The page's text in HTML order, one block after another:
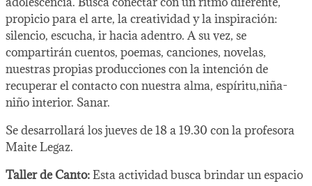
propicio para el arte, la creatividad y la inspiración:
silencio, escucha, ir hacia adentro. A su vez, se
compartirán cuentos, poemas, canciones, novelas,
nuestras propias producciones con la intención de
recuperar el contacto con nuestra alma, espíritu,niña-
niño interior. Sanar.
Se desarrollará los jueves de 18 a 19.30 con la profesora
Maite Legaz.
Taller de Canto:Esta actividad busca brindar un espacio